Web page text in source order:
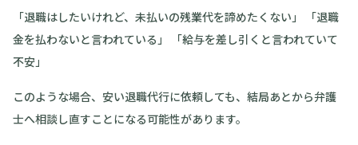
「退職はしたいけれど、未払いの残業代を諦めたくない」 「退職
金を払わないと言われている」 「給与を差し引くと言われていて
不安」
このような場合、安い退職代行に依頼しても、結局あとから弁護
士へ相談し直すことになる可能性があります。